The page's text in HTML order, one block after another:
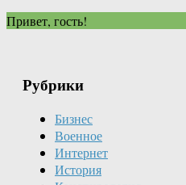
Привет, гость!
Рубрики
Бизнес
Военное
Интернет
История